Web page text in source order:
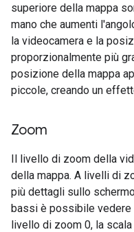
superiore della mappa
mano che aumenti
la videocamera e la
proporzionalmente più
posizione della mappa
piccole, creando un
Zoom
Il livello di zoom della
della mappa. A livelli di
più dettagli sullo
bassi è possibile vedere
livello di zoom 0, la